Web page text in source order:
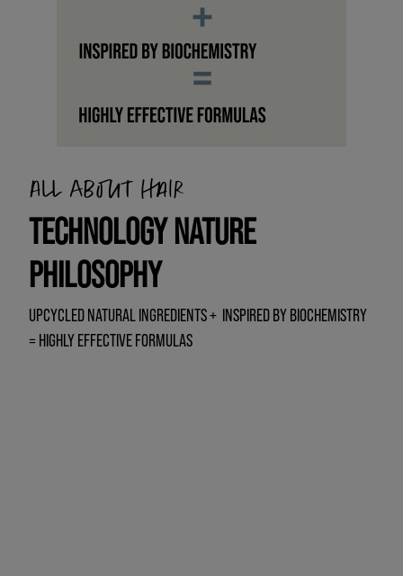
All about hair
TECHNOLOGY NATURE
PHILOSOPHY
UPCYCLED NATURAL INGREDIENTS + INSPIRED BY BIOCHEMISTRY
= HIGHLY EFFECTIVE FORMULAS